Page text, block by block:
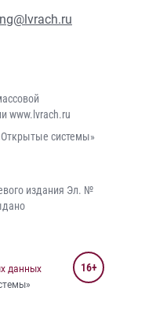
www.lvrach.ru
системы»
издания Эл. №
данных
16+